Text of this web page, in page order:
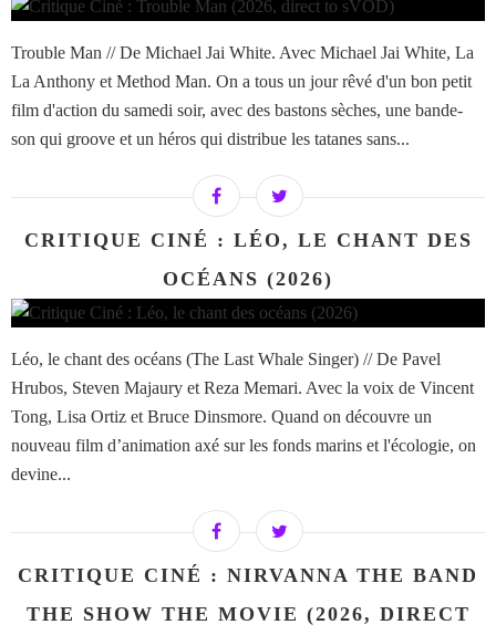
Trouble Man // De Michael Jai White. Avec Michael Jai White, La
La Anthony et Method Man. On a tous un jour rêvé d'un bon petit
film d'action du samedi soir, avec des bastons sèches, une bande-
son qui groove et un héros qui distribue les tatanes sans...
CRITIQUE CINÉ : LÉO, LE CHANT DES
OCÉANS (2026)
Léo, le chant des océans (The Last Whale Singer) // De Pavel
Hrubos, Steven Majaury et Reza Memari. Avec la voix de Vincent
Tong, Lisa Ortiz et Bruce Dinsmore. Quand on découvre un
nouveau film d’animation axé sur les fonds marins et l'écologie, on
devine...
CRITIQUE CINÉ : NIRVANNA THE BAND
THE SHOW THE MOVIE (2026, DIRECT